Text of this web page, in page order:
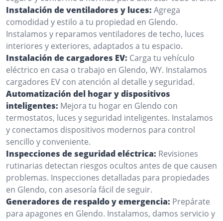
Instalación de ventiladores y luces: Agrega
comodidad y estilo a tu propiedad en Glendo.
Instalamos y reparamos ventiladores de techo, luces
interiores y exteriores, adaptados a tu espacio.
Instalación de cargadores EV: Carga tu vehículo
eléctrico en casa o trabajo en Glendo, WY. Instalamos
cargadores EV con atención al detalle y seguridad.
Automatización del hogar y dispositivos
inteligentes: Mejora tu hogar en Glendo con
termostatos, luces y seguridad inteligentes. Instalamos
y conectamos dispositivos modernos para control
sencillo y conveniente.
Inspecciones de seguridad eléctrica: Revisiones
rutinarias detectan riesgos ocultos antes de que causen
problemas. Inspecciones detalladas para propiedades
en Glendo, con asesoría fácil de seguir.
Generadores de respaldo y emergencia: Prepárate
para apagones en Glendo. Instalamos, damos servicio y